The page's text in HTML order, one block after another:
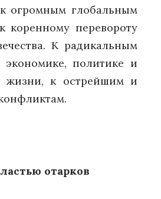
огромным глобальным
коренному перевороту
К радикальным
политике и
жизни, к острейшим и
отарков